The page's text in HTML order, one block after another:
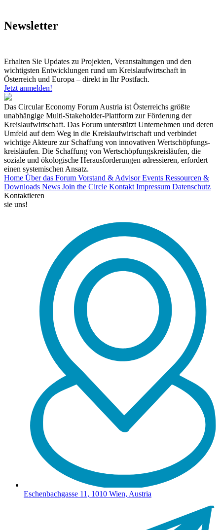
Newsletter
Erhalten Sie Updates zu Projekten, Veranstaltungen und den
wichtigsten Entwicklungen rund um Kreislaufwirtschaft in
Österreich und Europa – direkt in Ihr Postfach.
Jetzt anmelden!
Das Circular Economy Forum Austria ist Österreichs größte
unabhängige Multi-Stakeholder-Plattform zur Förderung der
Kreislaufwirtschaft. Das Forum unterstützt Unternehmen und deren
Umfeld auf dem Weg in die Kreislaufwirtschaft und verbindet
wichtige Akteure zur Schaffung von innovativen Wertschöpfungs-
kreisläufen. Die Schaffung von Wertschöpfungskreisläufen, die
soziale und ökologische Herausforderungen adressieren, erfordert
einen systemischen Ansatz.
Home Über das Forum Vorstand & AdvisorEvents Ressourcen &
Downloads News Join the Circle Kontakt Impressum Datenschutz
Kontaktieren
sie uns!
Eschenbachgasse 11, 1010 Wien, Austria